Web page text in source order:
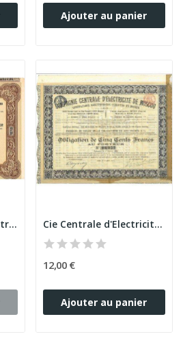
Ajouter au panier
Société Russe de Construction de Locomotives et... Cie Centrale d'Electricité de Moscou - Obl 500 F
12,00 €
Ajouter au panier